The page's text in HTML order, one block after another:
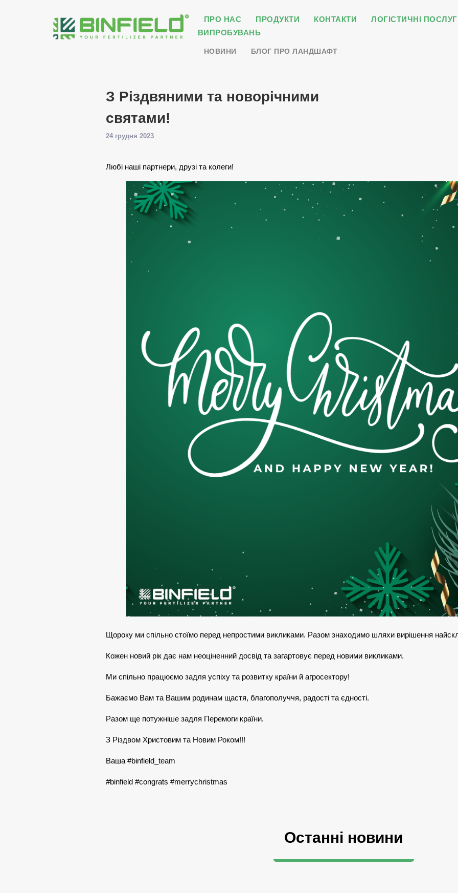
ПРО НАС ПРОДУКТИ КОНТАКТИ
ЛОГІСТИЧНІ
ВИПРОБУВАНЬ
НОВИНИ БЛОГ ПРО ЛАНДШАФТ
З Різдвяними та новорічними
святами!
24 грудня 2023
Любі наші партнери, друзі та колеги!
Щороку ми спільно стоїмо перед непростими викликами. Разом знаходимо шляхи вирішення
Кожен новий рік дає нам неоціненний досвід та загартовує перед новими викликами.
Ми спільно працюємо задля успіху та розвитку країни й агросектору!
Бажаємо Вам та Вашим родинам щастя, благополуччя, радості та єдності.
Разом ще потужніше задля Перемоги країни.
З Різдвом Христовим та Новим Роком!!!
Ваша #binfield_team
#binfield #congrats #merrychristmas
Останні новини